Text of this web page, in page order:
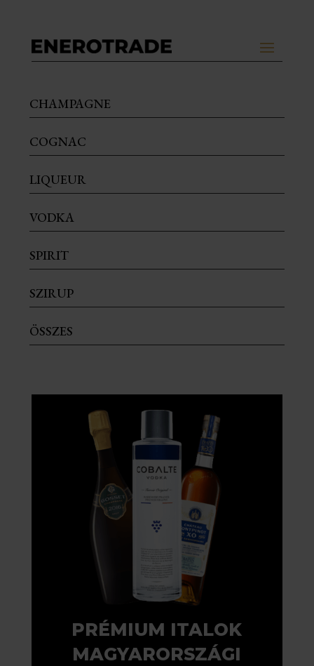
CHAMPAGNE
COGNAC
LIQUEUR
VODKA
SPIRIT
SZIRUP
ÖSSZES
PRÉMIUM ITALOK
MAGYARORSZÁGI